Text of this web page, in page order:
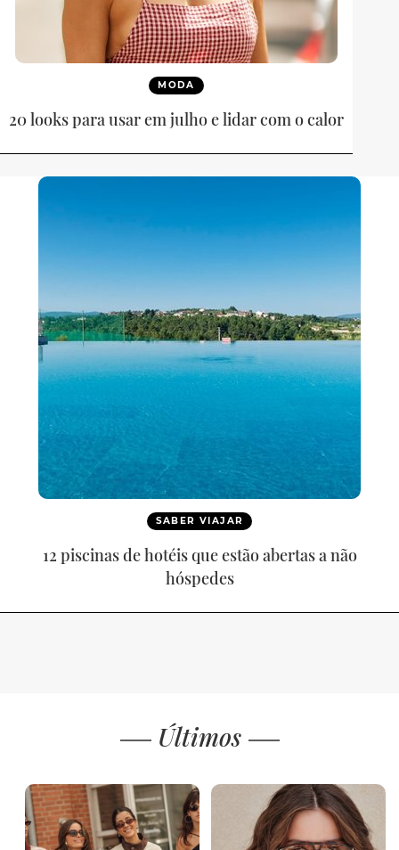
MODA
20 looks para usar em julho e lidar com o calor
SABER VIAJAR
12 piscinas de hotéis que estão abertas a não
hóspedes
Últimos